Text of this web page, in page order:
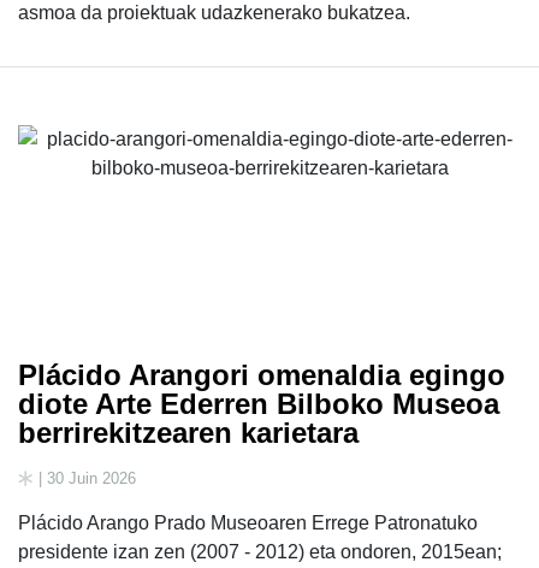
asmoa da proiektuak udazkenerako bukatzea.
Plácido Arangori omenaldia egingo
diote Arte Ederren Bilboko Museoa
berrirekitzearen karietara
| 30 Juin 2026
Plácido Arango Prado Museoaren Errege Patronatuko
presidente izan zen (2007 - 2012) eta ondoren, 2015ean;